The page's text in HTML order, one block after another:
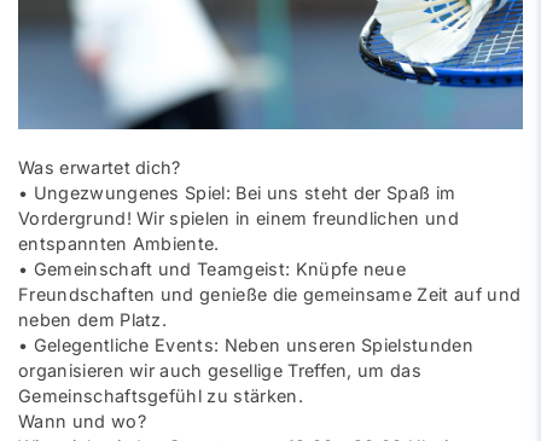
Was erwartet dich?
• Ungezwungenes Spiel: Bei uns steht der Spaß im
Vordergrund! Wir spielen in einem freundlichen und
entspannten Ambiente.
• Gemeinschaft und Teamgeist: Knüpfe neue
Freundschaften und genieße die gemeinsame Zeit auf und
neben dem Platz.
• Gelegentliche Events: Neben unseren Spielstunden
organisieren wir auch gesellige Treffen, um das
Gemeinschaftsgefühl zu stärken.
Wann und wo?